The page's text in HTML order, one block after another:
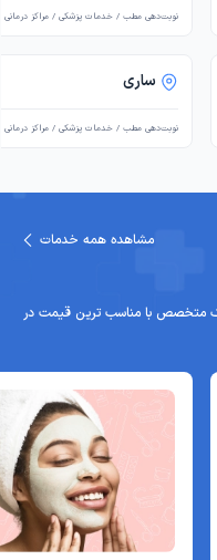
نوبت‌دهی مطب / خدمات پزشکی / مراکز درمانی
ساری
نوبت‌دهی مطب / خدمات پزشکی / مراکز درمانی
مشاهده همه خدمات
را از بیش از 5 هزار پزشک متخصص با مناسب ترین قیمت در